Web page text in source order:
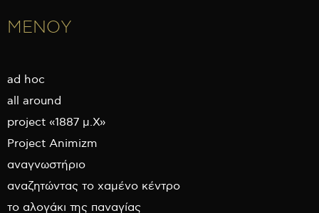
ΜΕΝΟΥ
ad hoc
all around
project «1887 μ.Χ»
Project Animizm
αναγνωστήριο
αναζητώντας το χαμένο κέντρο
το αλογάκι της παναγίας